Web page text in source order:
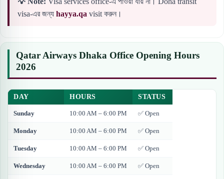
visa-এর জন্য hayya.qa visit করুন।
Qatar Airways Dhaka Office Opening Hours
2026
DAY HOURS STATUS
Sunday 10:00 AM – 6:00 PM ✅ Open
Monday 10:00 AM – 6:00 PM ✅ Open
Tuesday 10:00 AM – 6:00 PM ✅ Open
Wednesday 10:00 AM – 6:00 PM ✅ Open